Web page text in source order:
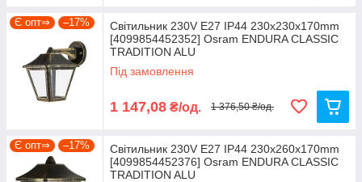
Є опт⇒ –17%
Світильник 230V E27 IP44 230x230x170mm
[4099854452352] Osram ENDURA CLASSIC
TRADITION ALU
Під замовлення
1 147,08 ₴/од. 1 376,50 ₴/од.
Є опт⇒ –17%
Світильник 230V E27 IP44 230x260x170mm
[4099854452376] Osram ENDURA CLASSIC
TRADITION ALU